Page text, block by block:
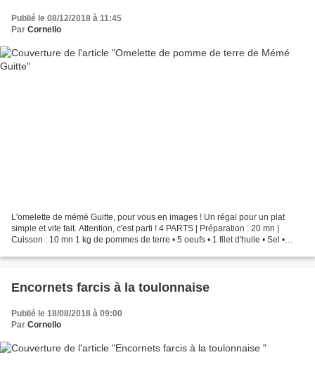
Publié le 08/12/2018 à 11:45
Par Cornello
L'omelette de mémé Guitte, pour vous en images ! Un régal pour un plat
simple et vite fait. Attention, c'est parti ! 4 PARTS | Préparation : 20 mn |
Cuisson : 10 mn 1 kg de pommes de terre • 5 oeufs • 1 filet d'huile • Sel •
Encornets farcis à la toulonnaise
Publié le 18/08/2018 à 09:00
Par Cornello